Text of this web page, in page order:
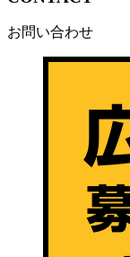
お問い合わせ